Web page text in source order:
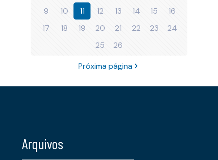
9
10 11 12 13 14 15
16
17
18 19 20 21 22 23
24
25
26
Próxima página
Arquivos